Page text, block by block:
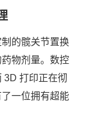
的髋关节置换
物剂量。数控
3D 打印正在彻
一位拥有超能